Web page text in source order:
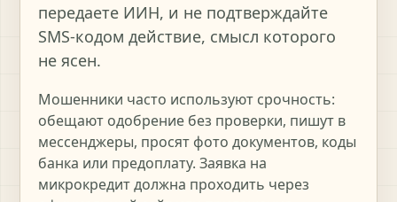
передаете ИИН, и не подтверждайте
SMS-кодом действие, смысл которого
не ясен.
Мошенники часто используют срочность:
обещают одобрение без проверки, пишут в
мессенджеры, просят фото документов, коды
банка или предоплату. Заявка на
микрокредит должна проходить через